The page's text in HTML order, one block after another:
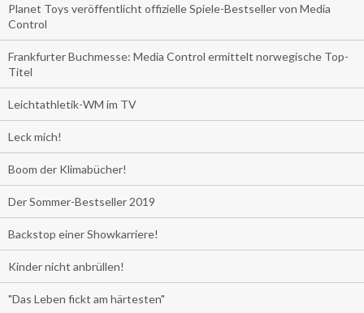
Planet Toys veröffentlicht offizielle Spiele-Bestseller von Media
Control
Frankfurter Buchmesse: Media Control ermittelt norwegische Top-
Titel
Leichtathletik-WM im TV
Leck mich!
Boom der Klimabücher!
Der Sommer-Bestseller 2019
Backstop einer Showkarriere!
Kinder nicht anbrüllen!
"Das Leben fickt am härtesten"